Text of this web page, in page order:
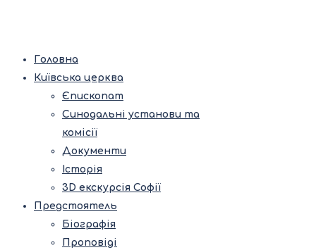
Головна
Київська церква
Єпископат
Синодальні установи та
комісії
Документи
Історія
3D екскурсія Софії
Предстоятель
Біографія
Проповіді